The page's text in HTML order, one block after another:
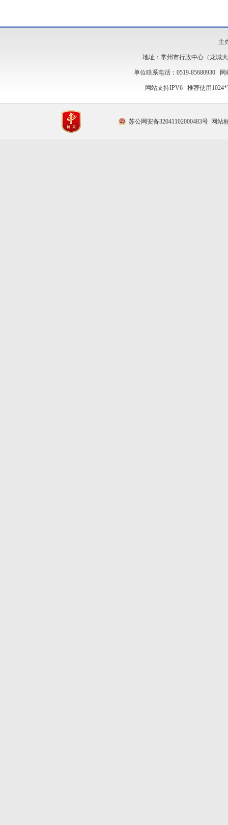
主
地址：常州市行政中心（龙城
单位联系电话：0519-85680930 网
网站支持IPV6 推荐使用
苏公网安备32041102000483号 网站